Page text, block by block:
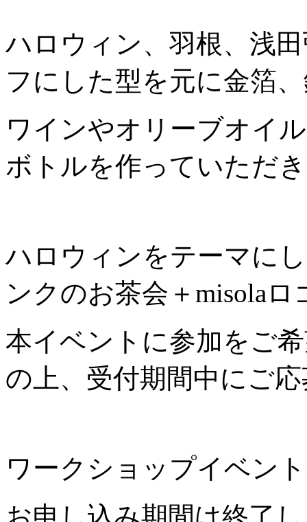
ハロウィン、羽根、浅
フにした型を元に金箔
ワインやオリーブオイ
ボトルを作っていただ
ハロウィンをテーマに
ンクのお茶会＋misola
本イベントに参加をご
の上、受付期間中にご
ワークショップイベン